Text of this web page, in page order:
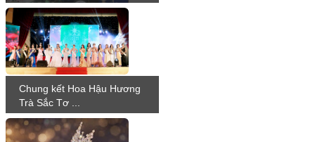
Chung kết Hoa Hậu Hương
Trà Sắc Tơ ...